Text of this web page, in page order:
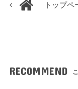
トップペ
RECOMMEND